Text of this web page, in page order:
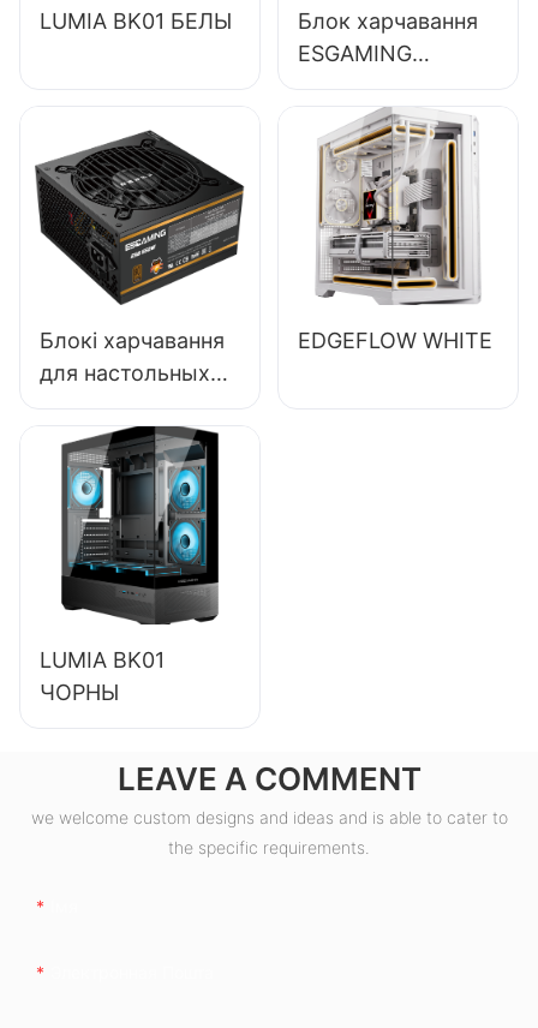
LUMIA BK01 БЕЛЫ
Блок харчавання
ESGAMING
магутнасцю 650
Вт высокай якасці
з эфектыўнасцю
85%,
поўнамодульны,
80+ Bronze, для
настольных ПК
ESB650W
Блокі харчавання
для настольных
ПК ESGAMING
магутнасцю 550
Вт высокай якасці
з эфектыўнасцю
85%,
сертыфікаваны як
80+ Bronze
ESB550W
EDGEFLOW WHITE
LUMIA BK01
ЧОРНЫ
LEAVE A COMMENT
we welcome custom designs and ideas and is able to cater to
the specific requirements.